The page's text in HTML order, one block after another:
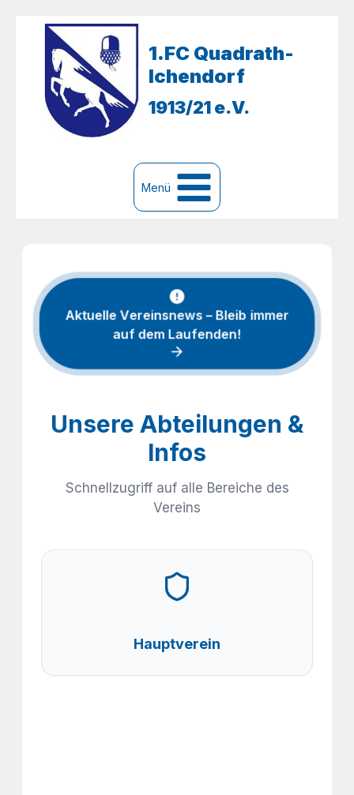
springen
1.FC Quadrath-
Ichendorf
1913/21 e.V.
Menü
Aktuelle Vereinsnews – Bleib immer
auf dem Laufenden!
Unsere Abteilungen &
Infos
Schnellzugriff auf alle Bereiche des
Vereins
Hauptverein